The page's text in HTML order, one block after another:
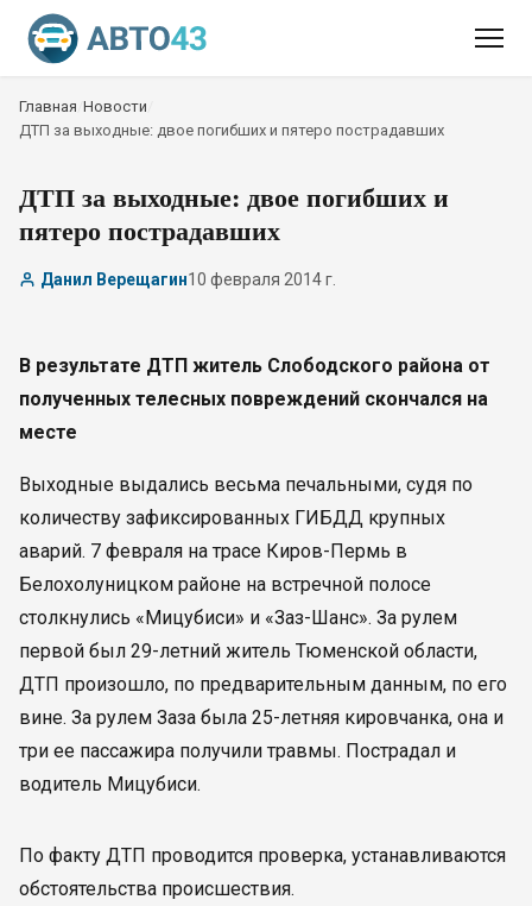
Главная Новости
ДТП за выходные: двое погибших и пятеро пострадавших
ДТП за выходные: двое погибших и
пятеро пострадавших
Данил Верещагин10 февраля 2014 г.
В результате ДТП житель Слободского района от
полученных телесных повреждений скончался на
месте
Выходные выдались весьма печальными, судя по
количеству зафиксированных ГИБДД крупных
аварий. 7 февраля на трасе Киров-Пермь в
Белохолуницком районе на встречной полосе
столкнулись «Мицубиси» и «Заз-Шанс». За рулем
первой был 29-летний житель Тюменской области,
ДТП произошло, по предварительным данным, по его
вине. За рулем Заза была 25-летняя кировчанка, она и
три ее пассажира получили травмы. Пострадал и
водитель Мицубиси.
По факту ДТП проводится проверка, устанавливаются
обстоятельства происшествия.